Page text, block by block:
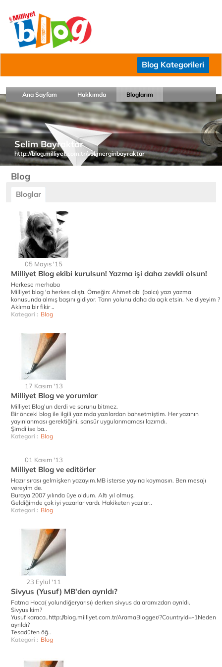
Blog Kategorileri
Ana Sayfam Hakkımda Bloglarım
Selim Bayraktar
http://blog.milliyet.com.tr/selimerginbayraktar
Blog
Bloglar
05 Mayıs '15
Milliyet Blog ekibi kurulsun! Yazma işi daha zevkli olsun!
Herkese merhaba
Milliyet blog 'a herkes alıştı. Örneğin: Ahmet abi (balcı) yazı yazma
konusunda almış başını gidiyor. Tanrı yolunu daha da açık etsin. Ne diyeyim ?
Aklıma bir fikir ..
Kategori : Blog
17 Kasım '13
Milliyet Blog ve yorumlar
Milliyet Blog'un derdi ve sorunu bitmez.
Bir önceki blog ile ilgili yazımda yazılardan bahsetmiştim. Her yazının
yayınlanması gerektiğini, sansür uygulanmaması lazımdı.
Şimdi ise ba..
Kategori : Blog
01 Kasım '13
Milliyet Blog ve editörler
Hazır sırası gelmişken yazayım.MB isterse yayına koymasın. Ben mesajı
vereyim de.
Buraya 2007 yılında üye oldum. Altı yıl olmuş.
Geldiğimde çok iyi yazarlar vardı. Hakiketen yazılar..
Kategori : Blog
23 Eylül '11
Sivyus (Yusuf) MB'den ayrıldı?
Fatma Hoca( yolundiğeryarısı) derken sivyus da aramızdan ayrıldı.
Sivyus kim?
Yusuf karaca..http://blog.milliyet.com.tr/AramaBlogger/?CountryId=-1Neden
ayrıldı?
Tesadüfen öğ..
Kategori : Blog